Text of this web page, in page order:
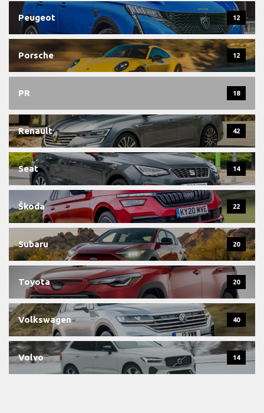
Peugeot 12
Porsche 12
PR 18
Renault 42
Seat 14
Škoda 22
Subaru 20
Toyota 20
Volkswagen 40
Volvo 14